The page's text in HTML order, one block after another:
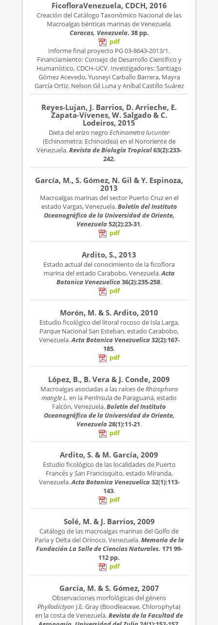
FicofloraVenezuela, CDCH, 2016
Creación del Catálogo Taxonómico Nacional de las
Macroalgas bénticas marinas de Venezuela.
Caracas, Venezuela. 38 pp.
pdf
Informe final proyecto PG 03-8643-2013/1.
Financiamiento: Consejo de Desarrollo Científico y
Humanístico, CDCH-UCV. Investigadores: Santiago
Gómez Acevedo, Yusneyi Carballo Barrera, Mayra
García Ortiz, Nelson Gil Luna y Aníbal Castillo Suárez
Reyes-Lujan, J. Barrios, D. Arrieche, E.
Zapata-Vívenes, W. Salgado & C.
Lodeiros, 2015
Dieta del erizo negro Echinometra lucunter
(Echinometra: Echinoidea) en el Nororiente de
Venezuela.Revista de Biología Tropical63(2):233-
242.
García, M., S. Gómez, N. Gil & Y. Espinoza,
2013
Macroalgas marinas del sector Puerto Cruz en el
estado Vargas, Venezuela.Boletín del Instituto
Oceanográfico de la Universidad de Oriente,
Venezuela52(2):23-31.
pdf
Ardito, S., 2013
Estado actual del conocimiento de la ficoflora
marina del estado Carabobo, Venezuela.Acta
Botanica Venezuelica36(2):235-258.
pdf
Morón, M. & S. Ardito, 2010
Estudio ficológico del litoral rocoso de Isla Larga,
Parque Nacional San Esteban, estado Carabobo,
Venezuela.Acta Botanica Venezuelica32(2):167-
185.
pdf
López, B., B. Vera & J. Conde, 2009
Macroalgas asociadas a las raíces deRhizophora
mangle L. en la Península de Paraguaná, estado
Falcón, Venezuela.Boletín del Instituto
Oceanográfico de la Universidad de Oriente,
Venezuela28(1):11-21.
pdf
Ardito, S. & M. García, 2009
Estudio ficológico de las localidades de Puerto
Francés y San Francisquito, estado Miranda,
Venezuela.Acta Botanica Venezuelica32(1):113-
143.
pdf
Solé, M. & J. Barrios, 2009
Catálogo de las macroalgas marinas del Golfo de
Paria y Delta del Orinoco, Venezuela.Memoria de la
Fundación La Salle de Ciencias Naturales. 171 99-
112 pp.
pdf
García, M. & S. Gómez, 2007
Observaciones morfológicas del género
Phyllodictyon J.E. Gray (Boodleaceae, Chlorophyta)
en la costa de Venezuela.Revista de la Facultad de